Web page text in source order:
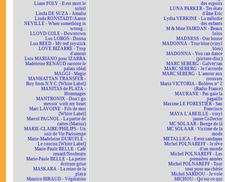
Liane FOLY - Il est mort le
soleil
Linda DE SUZA - Amalia
Linda RONSTADT/Aaron
NEVILLE - When something is
wrong...
LLOYD COLE - Downtown
Los LOBOS - Donna
Lou REED - My red joystick
LOVE BIZARRE - Trop
d'amour
Luis MARIANO pour IZARRA
Madeleine RENAUD raconte le
palais idéal
MAGGI - Magie
MANHATTAN TRANSFER -
Boy from N.Y.C. [White Label]
MANITAS de PLATA -
Hommages
MANTRONIX - Don't go
messin' with my heart
Marc LAVOINE - Fils de moi
[White Label]
Marcel PAGNOL - La partie de
cartes (Marius)
MARIE-CLAIRE/PHILIPS - Un
soir de Vie Parisienne
Marie-Madeleine DURUFLÉ -
Le coucou [White Label]
Marie-Paule BELLE - Café
renard/Nosferatu
Marie-Paule BELLE - La petite
écriture grise
MASKARA - La reine de la
playa
Maurice BIRAUD - Végétaline
des espoirs
LUNA PARKER - Tes états
d'âme Eric
Lydia VERKINE - La mélodie
des enfants
M & Mme FAIRDAN - Beaux
lolos
MADNESS - Our house
MADONNA - True blue (vinyl
bleu)
MADONNA - You can dance
(picture-disc)
MARC SEBERG - Galver'ran
MARC SEBERG - Je t'accorde
MARC SEBERG - L'amour aux
trousses
Maria VICTORIA - Boléros n° 2
(Radio France)
MAURANE - Pas gaie la
pagaille
Maxime LE FORESTIER - San
Francisco
MAYA L'ABEILLE - vinyl
jaune Collector
MC SOLAAR - Bouge de là
MC SOLAAR - Victime de la
mode
METALLICA - Enter sandman
Michel POLNAREFF - Je rêve
d'un monde
Michel POLNAREFF - Les
premières années
Michel POLNAREFF - Tout
tout pour ma chérie
Michel SARDOU - Je vole
MICHOU - Qu'est-ce qui